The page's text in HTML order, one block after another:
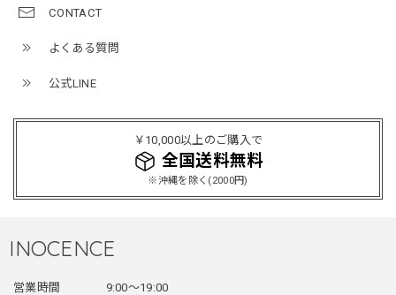
CONTACT
よくある質問
公式LINE
￥10,000以上のご購入で
全国送料無料
※沖縄を除く(2000円)
2025/12/24
レッドめちゃくちゃカッコイイし可愛いです！こういうのっ
てあまり他のお店で売ってないようなデザインだと思うので
買って良かったです！！ただ写真の通り袖の方が明らかに長
INOCENCE
営業時間
9:00〜19:00